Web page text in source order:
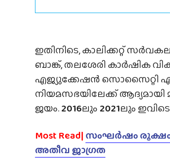
ഇതിനിടെ, കാലിക്കറ്റ്
ബാങ്ക്, തലശേരി കാർഷിക
എജ്യുക്കേഷൻ സൊസൈറ്റി
നിയമസഭയിലേക്ക്
ജയം.2016ലും 2021ലും
Most Read| സംഘർഷം രൂക്ഷം;
അതീവ ജാഗ്രത